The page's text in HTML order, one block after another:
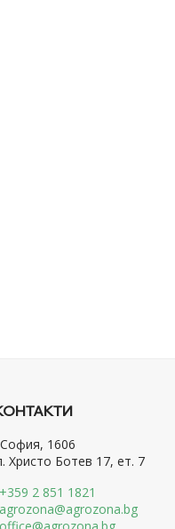
1606
Христо Ботев 17, ет. 7
+359 2 851 1821
agrozona@agrozona.bg